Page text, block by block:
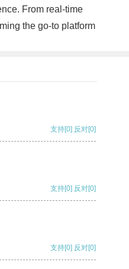
From real-time
the go-to platform
支持[0] 反对[0]
支持[0] 反对[0]
支持[0] 反对[0]